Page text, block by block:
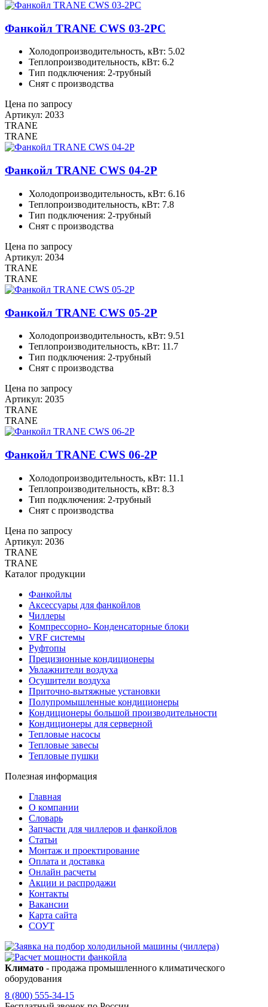
Фанкойл TRANE CWS 03-2PC
Холодопроизводительность, кВт: 5.02
Теплопроизводительность, кВт: 6.2
Тип подключения: 2-трубный
Снят с производства
Цена по запросу
Артикул: 2033
TRANE
TRANE
Фанкойл TRANE CWS 04-2P
Холодопроизводительность, кВт: 6.16
Теплопроизводительность, кВт: 7.8
Тип подключения: 2-трубный
Снят с производства
Цена по запросу
Артикул: 2034
TRANE
TRANE
Фанкойл TRANE CWS 05-2P
Холодопроизводительность, кВт: 9.51
Теплопроизводительность, кВт: 11.7
Тип подключения: 2-трубный
Снят с производства
Цена по запросу
Артикул: 2035
TRANE
TRANE
Фанкойл TRANE CWS 06-2P
Холодопроизводительность, кВт: 11.1
Теплопроизводительность, кВт: 8.3
Тип подключения: 2-трубный
Снят с производства
Цена по запросу
Артикул: 2036
TRANE
TRANE
Каталог продукции
Фанкойлы
Аксессуары для фанкойлов
Чиллеры
Компрессорно- Конденсаторные блоки
VRF системы
Руфтопы
Прецизионные кондиционеры
Увлажнители воздуха
Осушители воздуха
Приточно-вытяжные установки
Полупромышленные кондиционеры
Кондиционеры большой производительности
Кондиционеры для серверной
Тепловые насосы
Тепловые завесы
Тепловые пушки
Полезная информация
Главная
О компании
Словарь
Запчасти для чиллеров и фанкойлов
Статьи
Монтаж и проектирование
Оплата и доставка
Онлайн расчеты
Акции и распродажи
Контакты
Вакансии
Карта сайта
СОУТ
Климато - продажа промышленного климатического
оборудования
8 (800) 555-34-15